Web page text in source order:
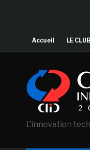
Accueil LE CLUB
L'innovation